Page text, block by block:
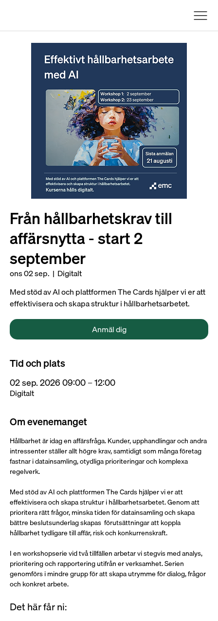
Från hållbarhetskrav till
affärsnytta - start 2
september
ons 02 sep.
  |
Digitalt
Med stöd av AI och plattformen The Cards hjälper vi er att
effektivisera och skapa struktur i hållbarhetsarbetet.
Anmäl dig
Tid och plats
02 sep. 2026 09:00 – 12:00
Digitalt
Om evenemanget
Hållbarhet är idag en affärsfråga. Kunder, upphandlingar och andra
intressenter ställer allt högre krav, samtidigt som många företag
fastnar i datainsamling, otydliga prioriteringar och komplexa
regelverk.
Med stöd av AI och plattformen The Cards hjälper vi er att
effektivisera och skapa struktur i hållbarhetsarbetet. Genom att
prioritera rätt frågor, minska tiden för datainsamling och skapa
bättre beslutsunderlag skapas  förutsättningar att koppla
hållbarhet tydligare till affär, risk och konkurrenskraft.
I en workshopserie vid två tillfällen arbetar vi stegvis med analys,
prioritering och rapportering utifrån er verksamhet. Serien
genomförs i mindre grupp för att skapa utrymme för dialog, frågor
och konkret arbete.
Det här får ni: